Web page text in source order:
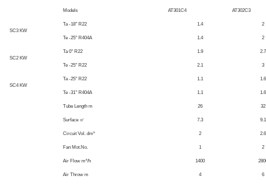
Models AT301C4 AT302C3
SC3 KW
Ta -18° R22 1.4 2
Te -25° R404A 1.4 2
SC2 KW
Ta 0° R22 1.9 2.7
Te -25° R22 2.1 3
SC4 KW
Ta -25° R22 1.1 1.6
Te -31° R404A 1.1 1.6
Tube Length m 26 32
Surface ㎡ 7.3 9.1
Circuit Vol. dm³ 2 2.6
Fan Mot.No. 1 2
Air Flow m³/h 1400
Air Throw m 4 6